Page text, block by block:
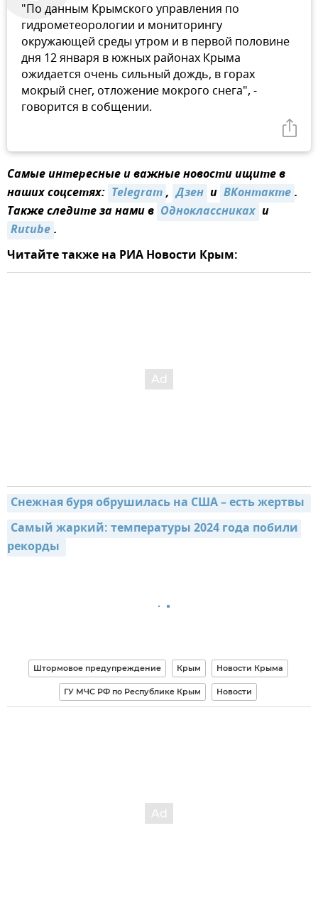
"По данным Крымского управления по
гидрометеорологии и мониторингу
окружающей среды утром и в первой половине
дня 12 января в южных районах Крыма
ожидается очень сильный дождь, в горах
мокрый снег, отложение мокрого снега", -
говорится в собщении.
Самые интересные и важные новости ищите в
наших соцсетях: Telegram, Дзен и ВКонтакте.
Также следите за нами в Одноклассниках и
Rutube.
Читайте также на РИА Новости Крым:
Снежная буря обрушилась на США – есть жертвы
Самый жаркий: температуры 2024 года побили
рекорды
Штормовое предупреждение Крым Новости Крыма
ГУ МЧС РФ по Республике Крым Новости